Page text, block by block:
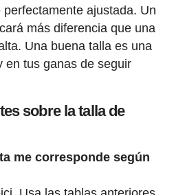
ajustada. Un
más diferencia que una
Una buena talla es una
en tus ganas de seguir
sobre la talla de
me corresponde según